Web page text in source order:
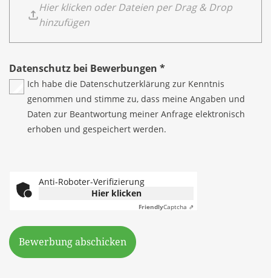
Hier klicken oder Dateien per Drag & Drop
hinzufügen
Datenschutz bei Bewerbungen *
Ich habe die Datenschutzerklärung zur Kenntnis
genommen und stimme zu, dass meine Angaben und
Daten zur Beantwortung meiner Anfrage elektronisch
erhoben und gespeichert werden.
Anti-Roboter-Verifizierung
Hier klicken
FriendlyCaptcha ⇗
Bewerbung abschicken